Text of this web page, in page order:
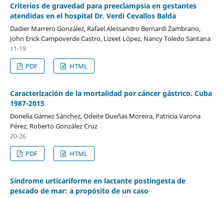
Criterios de gravedad para preeclampsia en gestantes
atendidas en el hospital Dr. Verdi Cevallos Balda
Dadier Marrero González, Rafael Alessandro Bernardi Zambrano,
John Erick Campoverde Castro, Lizeet López, Nancy Toledo Santana
11-19
PDF
HTML
Caracterización de la mortalidad por cáncer gástrico. Cuba
1987-2015
Donelia Gámez Sánchez, Odeite Dueñas Moreira, Patricia Varona
Pérez, Roberto González Cruz
20-26
PDF
HTML
Síndrome urticariforme en lactante postingesta de
pescado de mar: a propósito de un caso